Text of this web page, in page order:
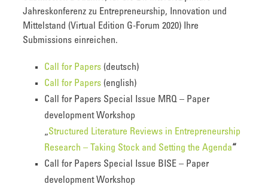
Jahreskonferenz zu Entrepreneurship, Innovation und
Mittelstand (Virtual Edition G-Forum 2020) Ihre
Submissions einreichen.
Call for Papers (deutsch)
Call for Papers (english)
Call for Papers Special Issue MRQ – Paper
development Workshop
„Structured Literature Reviews in Entrepreneurship
Research – Taking Stock and Setting the Agenda“
Call for Papers Special Issue BISE – Paper
development Workshop